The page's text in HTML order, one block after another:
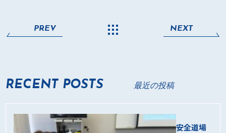
PREV NEXT
RECENT POSTS 最近の投稿
安全道場